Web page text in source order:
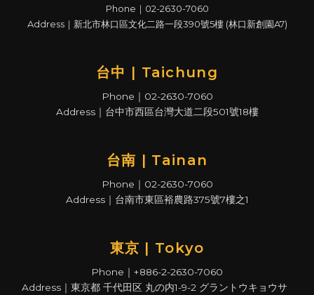
Phone｜02-2630-7060
Address｜新北市林口區文化二路一段390號5樓 (林口新創園A7)
台中 | Taichung
Phone｜02-2630-7060
Address｜台中市西區台灣大道二段501號18樓
台南 | Tainan
Phone｜02-2630-7060
Address｜台南市東區裕農路375號7樓之1
東京 | Tokyo
Phone｜+886-2-2630-7060
Address｜東京都 千代田区 丸の内1-9-2 グラントウキョウサ